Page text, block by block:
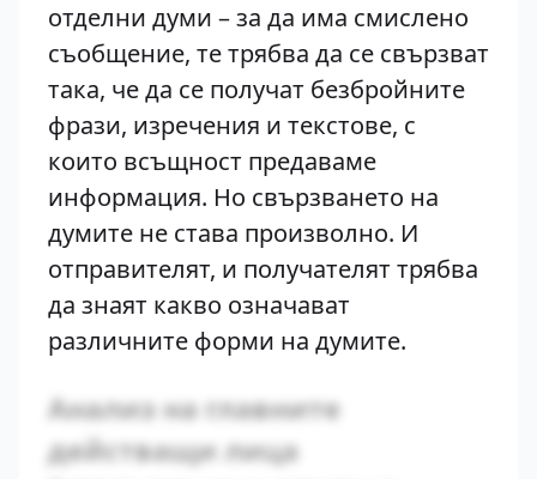
отделни думи – за да има смислено
съобщение, те трябва да се свързват
така, че да се получат безбройните
фрази, изречения и текстове, с
които всъщност предаваме
информация. Но свързването на
думите не става произволно. И
отправителят, и получателят трябва
да знаят какво означават
различните форми на думите.
Анализ на главните
действащи лица